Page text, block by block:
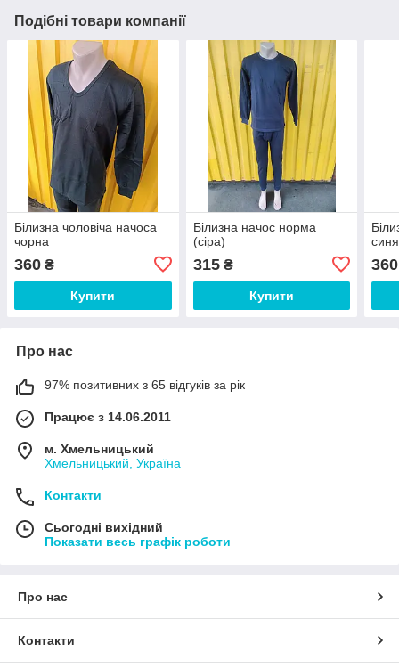
Подібні товари компанії
Білизна чоловіча начоса
чорна
360 ₴
Купити
Білизна начос норма
(сіра)
315₴
Купити
синя
360
Про нас
97% позитивних з 65 відгуків за рік
Працює з 14.06.2011
м. Хмельницький
Хмельницький, Україна
Контакти
Сьогодні вихідний
Показати весь графік роботи
Про нас
Контакти